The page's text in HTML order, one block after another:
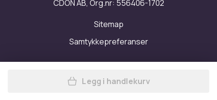
Tilgjengelighet
CDON AB, Org.nr: 556406-1702
Sitemap
Samtykkepreferanser
Legg Premier Mens
Legg i handlekurv